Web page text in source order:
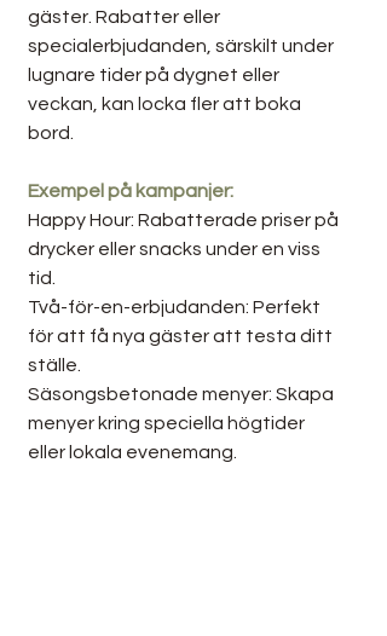
gäster. Rabatter eller
specialerbjudanden, särskilt under
lugnare tider på dygnet eller
veckan, kan locka fler att boka
bord.
Exempel på kampanjer:
Happy Hour: Rabatterade priser på
drycker eller snacks under en viss
tid.
Två-för-en-erbjudanden: Perfekt
för att få nya gäster att testa ditt
ställe.
Säsongsbetonade menyer: Skapa
menyer kring speciella högtider
eller lokala evenemang.